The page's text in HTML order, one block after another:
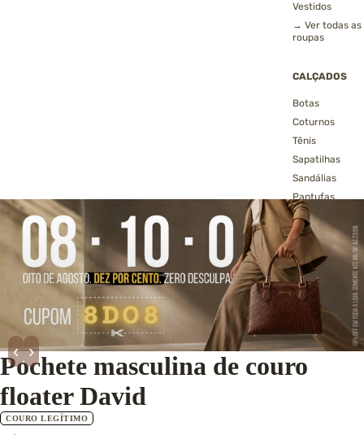
Vestidos
→ Ver todas as
roupas
CALÇADOS
Botas
Coturnos
Tênis
Sapatilhas
Sandálias
Pantufas
→ Ver todos os
calçados
‹ ›
Pochete masculina de couro
floater David
COURO LEGÍTIMO